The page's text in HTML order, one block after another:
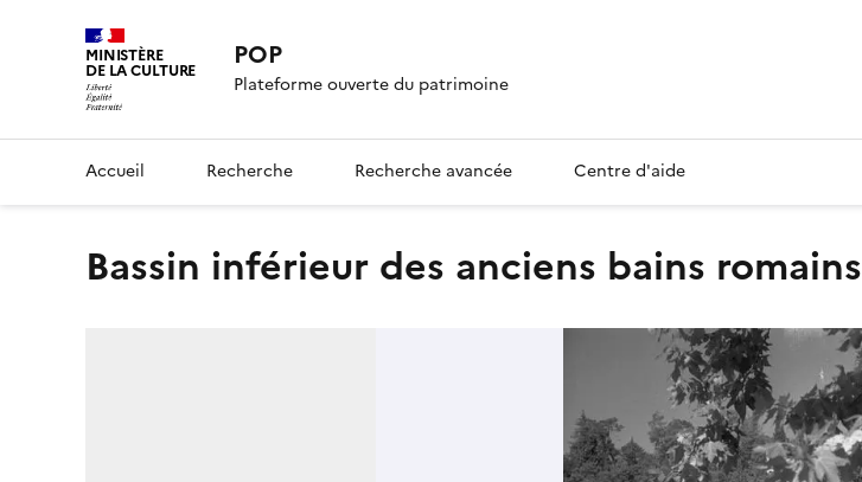
MINISTÈRE
DE LA CULTURE POP
Plateforme ouverte du patrimoine
Accueil Recherche Recherche avancée Centre d'aide
Bassin inférieur des anciens bains romains